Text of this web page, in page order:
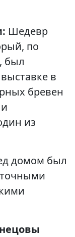
Шедевр
по
был
в
бревен
из
домом был